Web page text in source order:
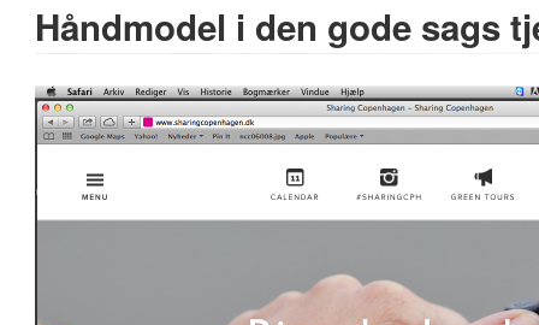
Håndmodel i den gode sags